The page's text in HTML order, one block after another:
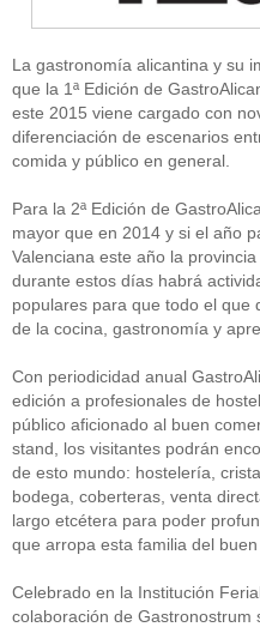
La gastronomía alicantina y su
que la 1ª Edición de
este 2015 viene cargado con
diferenciación de escenarios
comida y público en general.
Para la 2ª Edición de
mayor que en 2014 y si el año
Valenciana este año la
durante estos días habrá
populares para que todo el que
de la cocina, gastronomía y
Con periodicidad anual
edición a profesionales de
público aficionado al buen
stand, los visitantes podrán
de esto mundo: hostelería,
bodega, coberteras, venta
largo etcétera para poder
que arropa esta familia del buen
Celebrado en la Institución
colaboración de Gastronostrum